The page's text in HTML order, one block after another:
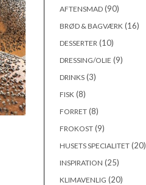
AFTENSMAD(90)
BRØD & BAGVÆRK (16)
DESSERTER (10)
DRESSING/OLIE (9)
DRINKS(3)
FISK (8)
FORRET(8)
FROKOST(9)
HUSETS SPECIALITET(20)
INSPIRATION (25)
KLIMAVENLIG (20)